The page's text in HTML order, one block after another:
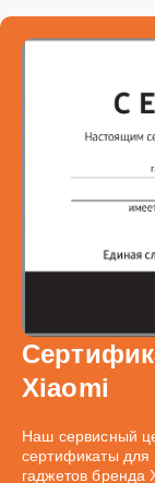
Xiaomi
Наш сервисный
сертификаты для
гаджетов бренда